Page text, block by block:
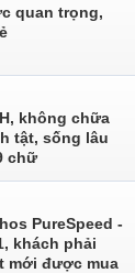
quan trọng,
không chữa
tật, sống lâu
chữ
PureSpeed -
khách phải
mới được mua